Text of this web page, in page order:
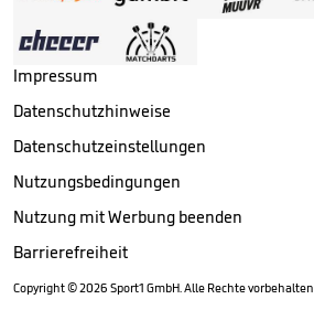
Impressum
Datenschutzhinweise
Datenschutzeinstellungen
Nutzungsbedingungen
Nutzung mit Werbung beenden
Barrierefreiheit
Copyright ©2026 Sport1 GmbH. Alle Rechte vorbehalten.